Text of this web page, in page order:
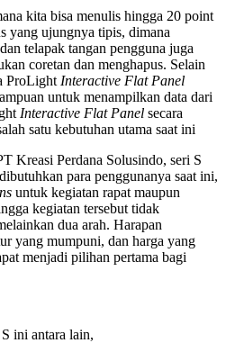
kita bisa menulis hingga 20 point
yang ujungnya tipis, dimana
telapak tangan pengguna juga
coretan dan menghapus. Selain
ProLight Interactive Flat Panel
untuk menampilkan data dari
Interactive Flat Panel secara
satu kebutuhan utama saat ini
Kreasi Perdana Solusindo, seri S
para penggunanya saat ini,
untuk kegiatan rapat maupun
kegiatan tersebut tidak
dua arah. Harapan
yang mumpuni, dan harga yang
menjadi pilihan pertama bagi
ini antara lain,